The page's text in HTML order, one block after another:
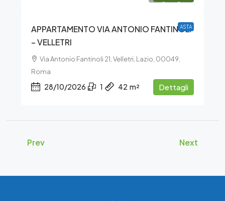
ASTA
APPARTAMENTO VIA ANTONIO FANTINOLI
– VELLETRI
Via Antonio Fantinoli 21, Velletri, Lazio, 00049,
Roma
28/10/2026 1 42 m² Dettagli
Prev Next